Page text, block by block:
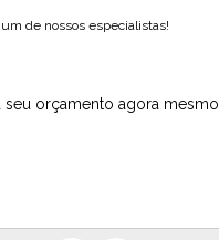
de nossos especialistas!
seu orçamento agora mesmo